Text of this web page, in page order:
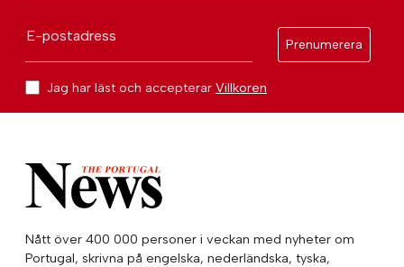
E-postadress
Prenumerera
Jag har läst och accepterar Villkoren
Nått över 400 000 personer i veckan med nyheter om
Portugal, skrivna på engelska, nederländska, tyska,